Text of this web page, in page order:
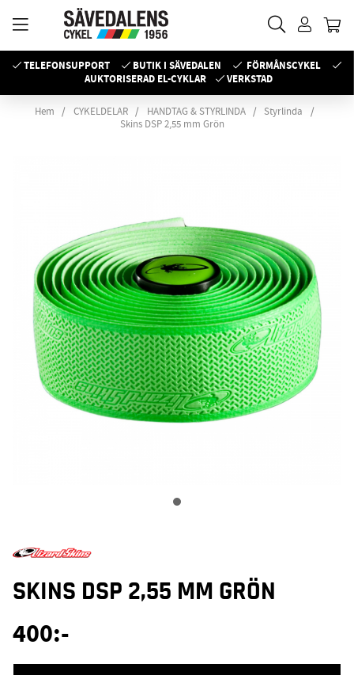
TELEFONSUPPORT BUTIK I SÄVEDALEN
FÖRMÅNSCYKEL
AUKTORISERAD EL-CYKLAR
VERKSTAD
Hem CYKELDELAR HANDTAG & STYRLINDA
Styrlinda
Skins DSP 2,55 mm Grön
SKINS DSP 2,55 MM GRÖN
400:-